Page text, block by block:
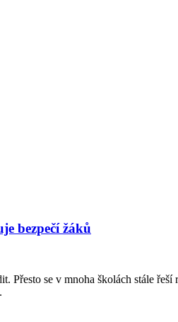
bezpečí žáků
Přesto se v mnoha školách stále